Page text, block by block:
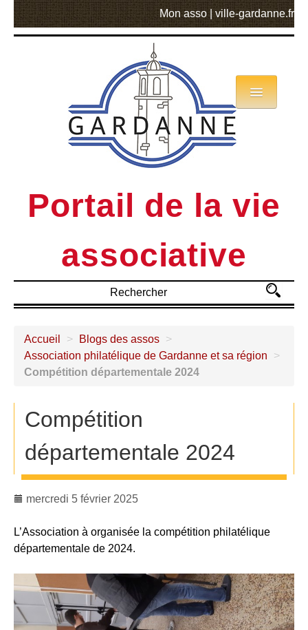
Mon asso ville-gardanne.fr
Portail de la vie
associative
Annuaire
Actualités
MVA
Accueil > Blogs des assos >
Association philatélique de Gardanne et sa région
>
Compétition départementale 2024
Compétition
départementale 2024
mercredi 5 février 2025
L’Association à organisée la compétition philatélique
départementale de 2024.